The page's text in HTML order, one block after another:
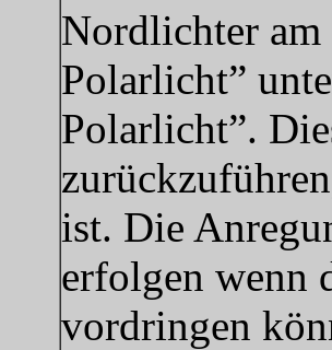
Nordlichter am
Polarlicht”
Polarlicht”.
ist. Die
erfolgen wenn
vordringen